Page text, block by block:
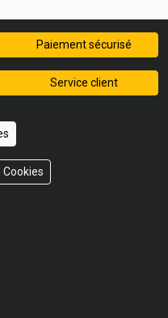
Paiement sécurisé
Service client